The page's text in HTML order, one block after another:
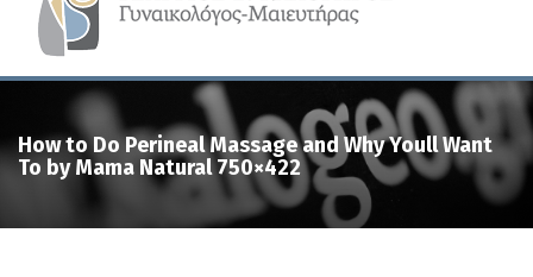
How to Do Perineal Massage and Why Youll Want
To by Mama Natural 750×422